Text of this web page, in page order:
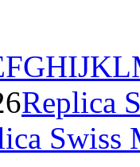
FGHIJKL
Replica
Swiss